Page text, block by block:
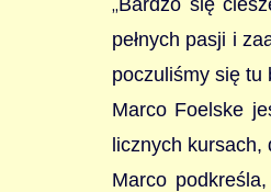
Bardzo się
pełnych pasji i
poczuliśmy się tu
Marco Foelske
licznych kursach,
Marco